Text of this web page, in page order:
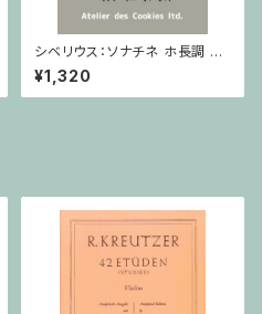
シベリウス：ソナチネ ホ長調 O
p.80 / ヴァイオリンとピアノ
¥1,320